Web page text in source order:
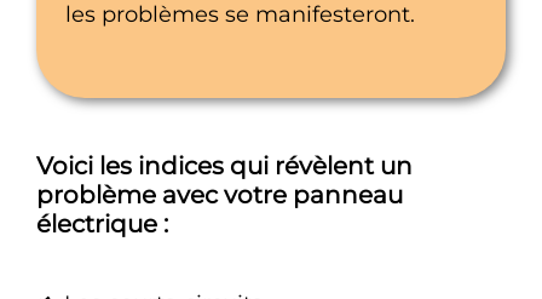
les problèmes se manifesteront.
Voici les indices qui révèlent un
problème avec votre panneau
électrique :